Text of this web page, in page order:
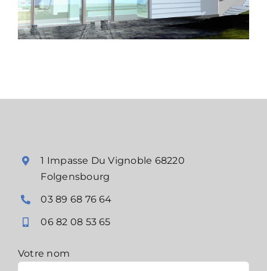
1 Impasse Du Vignoble 68220
Folgensbourg
03 89 68 76 64
06 82 08 53 65
Votre nom